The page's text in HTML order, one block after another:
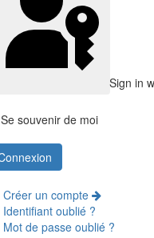
Sign in
Se souvenir de moi
Créer un compte
Identifiant oublié ?
Mot de passe oublié ?